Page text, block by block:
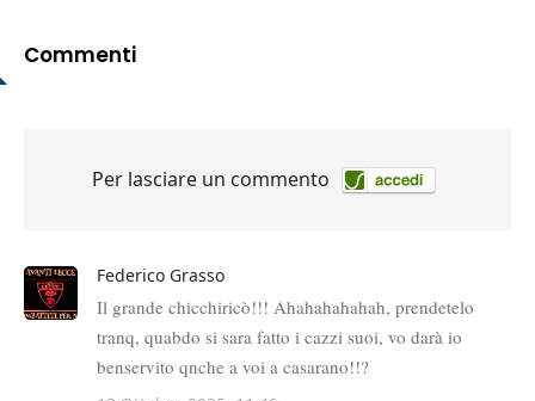
Commenti